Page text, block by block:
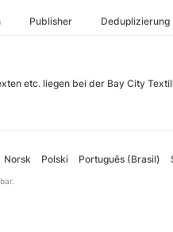
Publisher Deduplizierung
etc. liegen bei der Bay City
Norsk Polski Português (Brasil)